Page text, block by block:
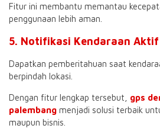
Fitur ini membantu memantau
penggunaan lebih aman.
5. Notifikasi Kendaraan Aktif
Dapatkan pemberitahuan saat
berpindah lokasi.
Dengan fitur lengkap tersebut, gps
palembang menjadi solusi terbaik
maupun bisnis.